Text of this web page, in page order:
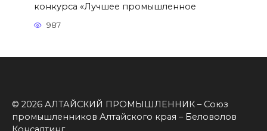
конкурса «Лучшее промышленное
987
© 2026 АЛТАЙСКИЙ ПРОМЫШЛЕННИК – Союз
промышленников Алтайского края – Беловолов